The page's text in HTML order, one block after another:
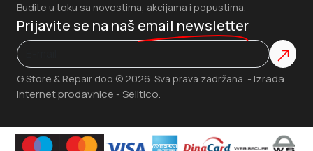
G Store & Repair doo © 2026. Sva prava zadržana. - Izrada
internet prodavnice - Selltico.
Budite u toku sa novostima, akcijama i popustima.
Prijavite se na naš email newsletter